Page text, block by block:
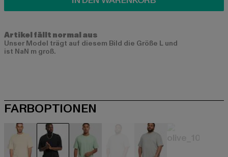
Artikel fällt normal aus
Unser Model trägt auf diesem Bild die Größe L und
ist NaN m groß.
FARBOPTIONEN